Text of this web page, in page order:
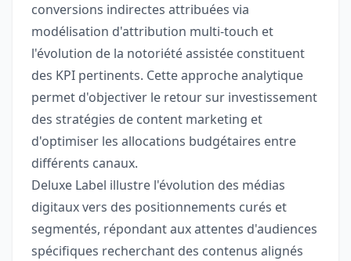
conversions indirectes attribuées via
modélisation d'attribution multi-touch et
l'évolution de la notoriété assistée constituent
des KPI pertinents. Cette approche analytique
permet d'objectiver le retour sur investissement
des stratégies de content marketing et
d'optimiser les allocations budgétaires entre
différents canaux.
Deluxe Label illustre l'évolution des médias
digitaux vers des positionnements curés et
segmentés, répondant aux attentes d'audiences
spécifiques recherchant des contenus alignés